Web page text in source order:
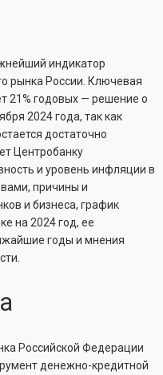
индикатор
рынка России. Ключевая
21% годовых — решение о
2024 года, так как
достаточно
Центробанку
и уровень инфляции в
причины и
и бизнеса, график
на 2024 год, ее
годы и мнения
Российской Федерации
денежно-кредитной